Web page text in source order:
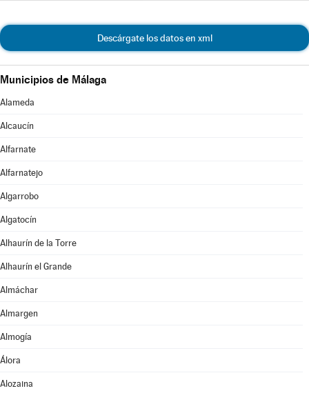
Descárgate los datos en xml
Municipios de Málaga
Alameda
Alcaucín
Alfarnate
Alfarnatejo
Algarrobo
Algatocín
Alhaurín de la Torre
Alhaurín el Grande
Almáchar
Almargen
Almogía
Álora
Alozaina